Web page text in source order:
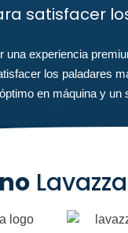
satisfacer
experiencia
los paladares
en máquina y